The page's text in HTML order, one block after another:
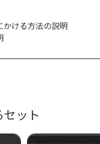
かける方法の説明
ット